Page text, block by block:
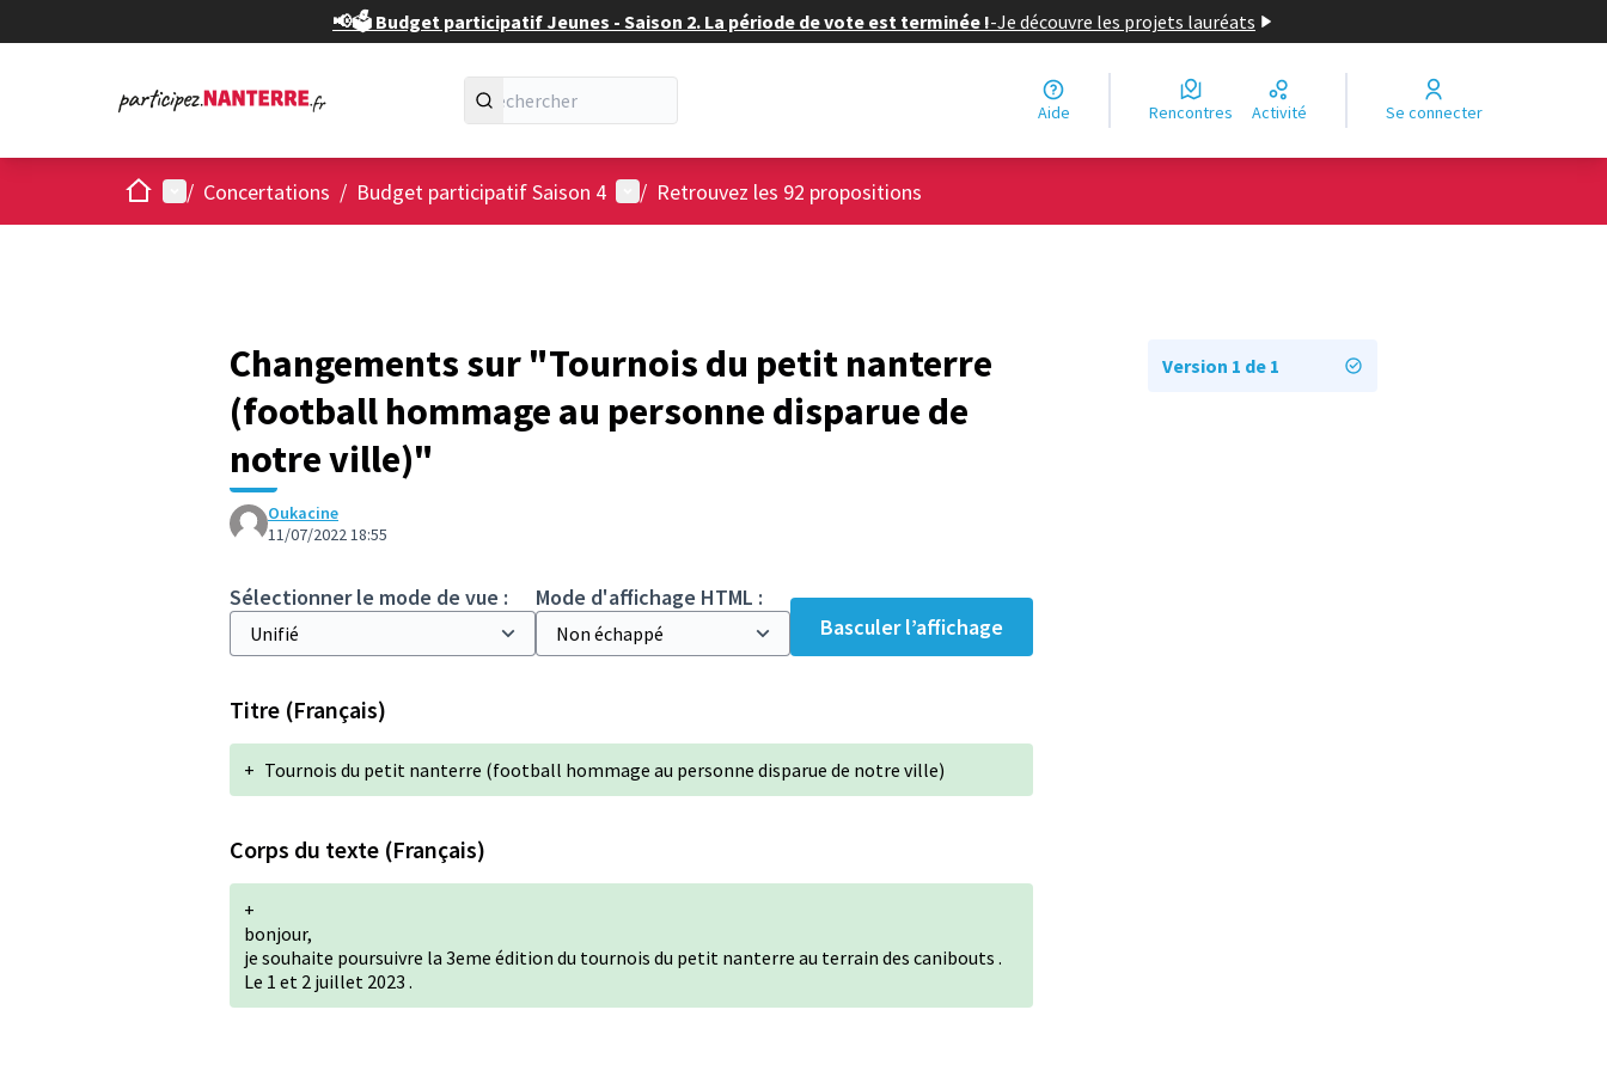
📢🗳️ Budget participatif Jeunes - Saison 2. La période de vote est terminée !-Je découvre les projets lauréats
Aide Rencontres Activité Se connecter
AccueilMenu principal
/ Concertations / Budget participatif Saison 4 Menu utilisateur
/ Retrouvez les 92 propositions
Changements sur "Tournois du petit nanterre
(football hommage au personne disparue de
notre ville)"
Oukacine
11/07/2022 18:55
Sélectionner le mode de vue :
Mode d'affichage HTML :
Basculer l’affichage
Titre (Français)
+ Tournois du petit nanterre (football hommage au personne disparue de notre ville)
Corps du texte (Français)
+
bonjour,
je souhaite poursuivre la 3eme édition du tournois du petit nanterre au terrain des canibouts .
Le 1 et 2 juillet 2023 .
Version 1 de 1